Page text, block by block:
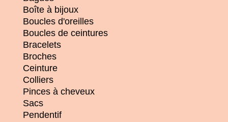
Boîte à bijoux
Boucles d'oreilles
Boucles de ceintures
Bracelets
Broches
Ceinture
Colliers
Pinces à cheveux
Sacs
Pendentif